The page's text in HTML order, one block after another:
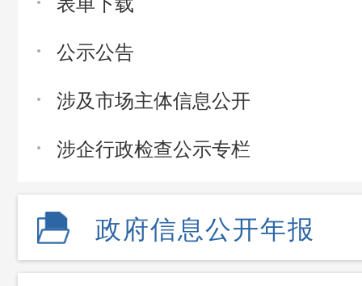
公示公告
涉及市场主体信息公开
涉企行政检查公示专栏
政府信息公开年报